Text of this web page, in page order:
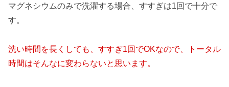
マグネシウムのみで洗濯する場合、すすぎは1回で十分で
す。
洗い時間を長くしても、すすぎ1回でOKなので、トータル
時間はそんなに変わらないと思います。